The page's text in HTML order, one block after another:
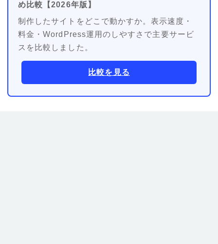
め比較【2026年版】
制作したサイトをどこで動かすか。表示速度・
料金・WordPress運用のしやすさで主要サービ
スを比較しました。
比較を見る